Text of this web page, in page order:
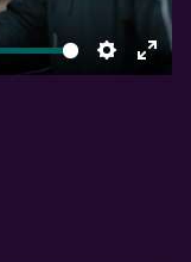
Settings